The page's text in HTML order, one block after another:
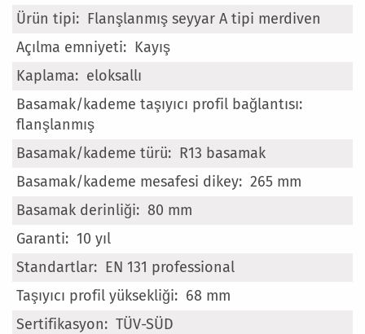
Daha
Fazla
Bilgi
Flanşlanmış seyyar A tipi merdiven
Kayış
eloksallı
flanşlanmış
R13 basamak
265 mm
80 mm
10 yıl
EN 131 professional
68 mm
TÜV-SÜD